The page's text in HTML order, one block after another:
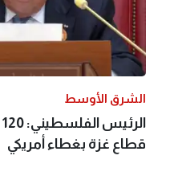
الشرق الأوسط
قطاع غزة بغطاء أمريكي